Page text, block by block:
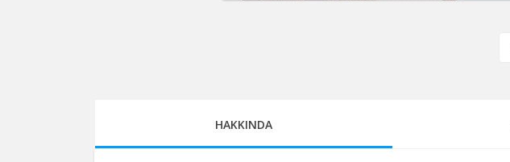
HAKKINDA